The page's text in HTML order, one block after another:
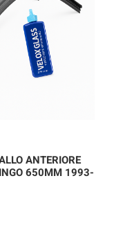
ANTERIORE
650MM 1993-